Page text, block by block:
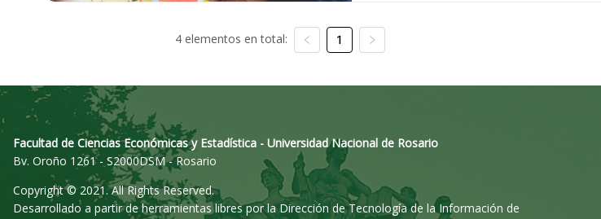
4 elementos en total: 1
Facultad de Ciencias Económicas y Estadística - Universidad Nacional de Rosario
Bv. Oroño 1261 - S2000DSM - Rosario
Copyright © 2021. All Rights Reserved.
Desarrollado a partir de herramientas libres por la Dirección de Tecnología de la Información de